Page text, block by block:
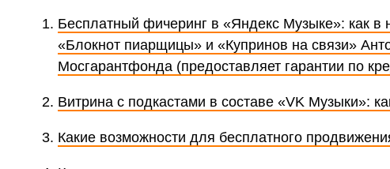
Бесплатный фичеринг в «Яндекс Музыке»: как в
«Блокнот пиарщицы» и «Купринов на связи»
Мосгарантфонда (предоставляет гарантии по
Витрина с подкастами в составе «VK Музыки»:
Какие возможности для бесплатного